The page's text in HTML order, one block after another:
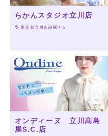
らかんスタジオ立川店
東京都立川市緑町4-5
オンディーヌ 立川髙島
屋S.C.店